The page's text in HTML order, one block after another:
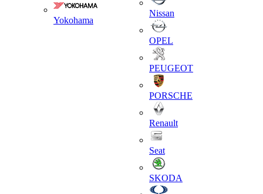
Yokohama
Nissan
OPEL
PEUGEOT
PORSCHE
Renault
Seat
SKODA